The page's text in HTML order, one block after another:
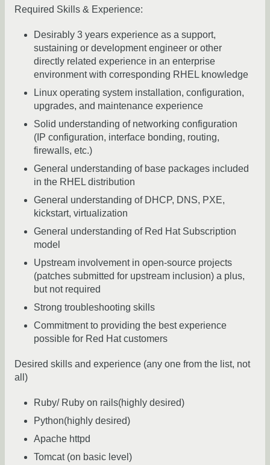
Required Skills & Experience:
Desirably 3 years experience as a support,
sustaining or development engineer or other
directly related experience in an enterprise
environment with corresponding RHEL knowledge
Linux operating system installation, configuration,
upgrades, and maintenance experience
Solid understanding of networking configuration
(IP configuration, interface bonding, routing,
firewalls, etc.)
General understanding of base packages included
in the RHEL distribution
General understanding of DHCP, DNS, PXE,
kickstart, virtualization
General understanding of Red Hat Subscription
model
Upstream involvement in open-source projects
(patches submitted for upstream inclusion) a plus,
but not required
Strong troubleshooting skills
Commitment to providing the best experience
possible for Red Hat customers
Desired skills and experience (any one from the list, not
all)
Ruby/ Ruby on rails(highly desired)
Python(highly desired)
Apache httpd
Tomcat (on basic level)